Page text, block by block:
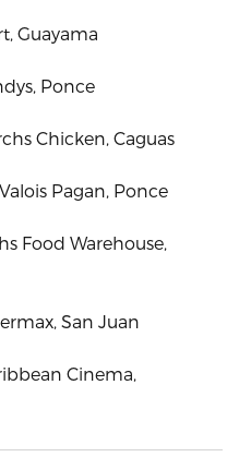
Guayama
Ponce
Chicken, Caguas
Pagan, Ponce
Food Warehouse,
San Juan
Cinema,